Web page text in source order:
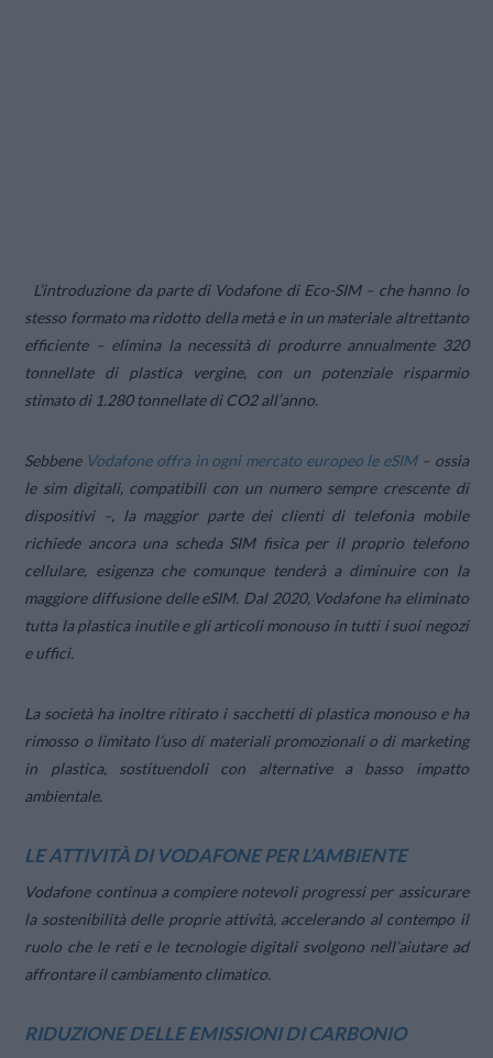
L’introduzione da parte di Vodafone di Eco-SIM – che hanno lo
stesso formato ma ridotto della metà e in un materiale altrettanto
efficiente – elimina la necessità di produrre annualmente 320
tonnellate di plastica vergine, con un potenziale risparmio
stimato di 1.280 tonnellate di CO2 all’anno.
Sebbene Vodafone offra in ogni mercato europeo le eSIM–ossia
le sim digitali, compatibili con un numero sempre crescente di
dispositivi–, la maggior parte dei clienti di telefonia mobile
richiede ancora una scheda SIM fisica per il proprio telefono
cellulare, esigenza che comunque tenderà a diminuire con la
maggiore diffusione delle eSIM. Dal 2020, Vodafone ha eliminato
tutta la plastica inutile e gli articoli monouso in tutti i suoi negozi
e uffici.
La società ha inoltre ritirato i sacchetti di plastica monouso e ha
rimosso o limitato l’uso di materiali promozionali o di marketing
in plastica, sostituendoli con alternative a basso impatto
ambientale.
LE ATTIVITÀ DI VODAFONE PER L’AMBIENTE
Vodafone continua a compiere notevoli progressi per assicurare
la sostenibilità delle proprie attività, accelerando al contempo il
ruolo che le reti e le tecnologie digitali svolgono nell’aiutare ad
affrontare il cambiamento climatico.
RIDUZIONE DELLE EMISSIONI DI CARBONIO